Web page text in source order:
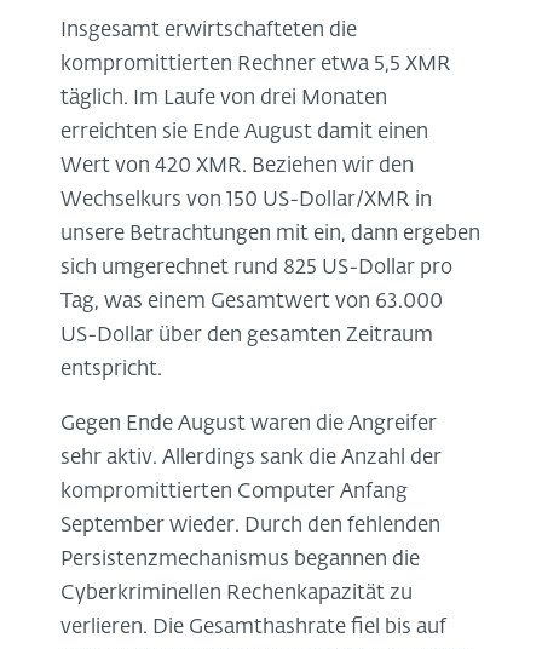
Insgesamt erwirtschafteten die
kompromittierten Rechner etwa 5,5 XMR
täglich. Im Laufe von drei Monaten
erreichten sie Ende August damit einen
Wert von 420 XMR. Beziehen wir den
Wechselkurs von 150 US-Dollar/XMR in
unsere Betrachtungen mit ein, dann ergeben
sich umgerechnet rund 825 US-Dollar pro
Tag, was einem Gesamtwert von 63.000
US-Dollar über den gesamten Zeitraum
entspricht.
Gegen Ende August waren die Angreifer
sehr aktiv. Allerdings sank die Anzahl der
kompromittierten Computer Anfang
September wieder. Durch den fehlenden
Persistenzmechanismus begannen die
Cyberkriminellen Rechenkapazität zu
verlieren. Die Gesamthashrate fiel bis auf